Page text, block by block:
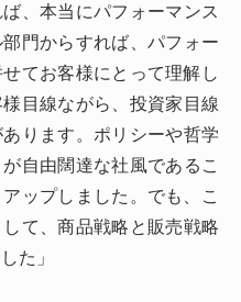
、本当にパフォーマンス
門からすれば、パフォー
てお客様にとって理解し
目線ながら、投資家目線
ります。ポリシーや哲学
自由闊達な社風であるこ
ップしました。でも、こ
て、商品戦略と販売戦略
た」